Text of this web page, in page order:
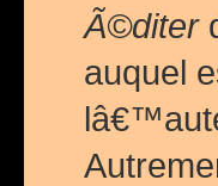
Ã©diter
auquel